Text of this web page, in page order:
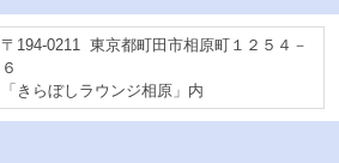
〒194-0211 東京都町田市相原町１２５４－
６
「きらぼしラウンジ相原」内